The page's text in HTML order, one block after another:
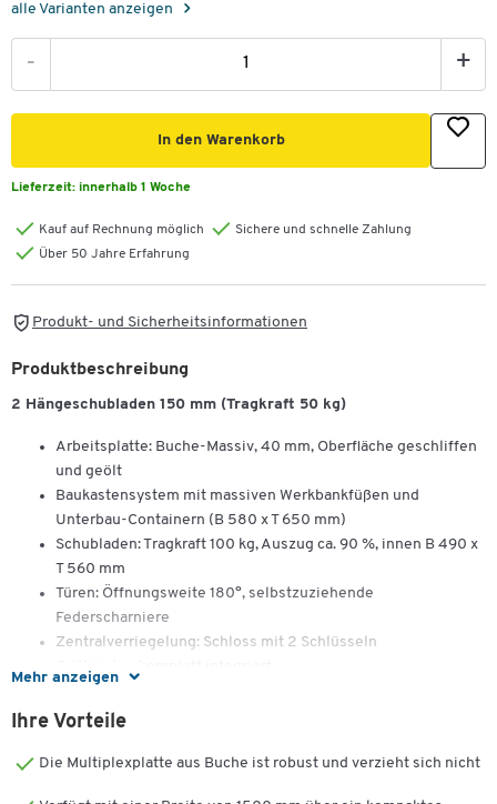
alle Varianten anzeigen
- +
In den Warenkorb
Lieferzeit: innerhalb 1 Woche
Kauf auf Rechnung möglich
Sichere und schnelle Zahlung
Über 50 Jahre Erfahrung
Produkt- und Sicherheitsinformationen
Mehr anzeigen
Produktbeschreibung
2 Hängeschubladen 150 mm (Tragkraft 50 kg)
Arbeitsplatte: Buche-Massiv, 40 mm, Oberfläche geschliffen
und geölt
Baukastensystem mit massiven Werkbankfüßen und
Unterbau-Containern (B 580 x T 650 mm)
Schubladen: Tragkraft 100 kg, Auszug ca. 90 %, innen B 490 x
T 560 mm
Türen: Öffnungsweite 180°, selbstzuziehende
Federscharniere
Zentralverriegelung: Schloss mit 2 Schlüsseln
Griffleisten komplett integriert
Lichtgrau (RAL 7035) und Enzianblau (RA L5010)
Werkbankfuß bzw. max. 750 kg bei 2 Werkbankfüßen
Ihre Vorteile
Die Multiplexplatte aus Buche ist robust und verzieht sich nicht